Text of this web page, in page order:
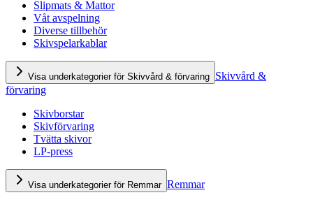
Slipmats & Mattor
Våt avspelning
Diverse tillbehör
Skivspelarkablar
Visa underkategorier för Skivvård & förvaring Skivvård &
förvaring
Skivborstar
Skivförvaring
Tvätta skivor
LP-press
Visa underkategorier för Remmar Remmar